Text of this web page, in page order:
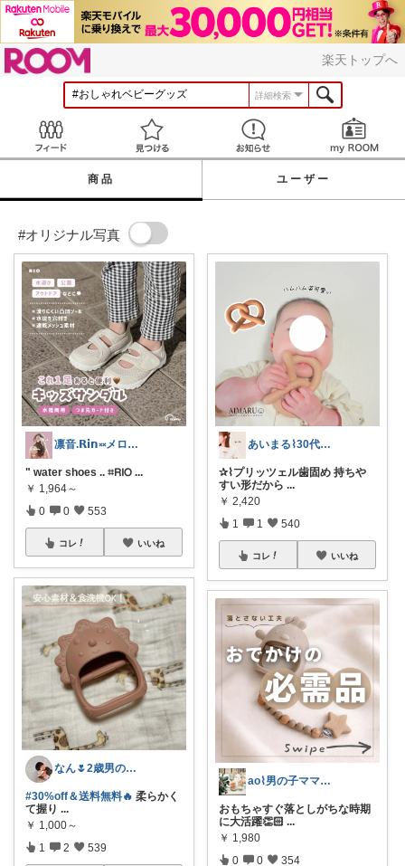
楽天トップへ
詳細検索
見つける お知らせ
商品 ユーザー
#オリジナル写真
凛音.𝗥𝗶𝗻༝༝メロウな暮らし🧸
" water shoes .. ⌗𝖱𝖨𝖮 ...
￥ 1,964～
0 0 553
コレ いいね
なん🌷2歳男の子ママ⿻*.アイコン変更
#30%off＆送料無料🔥 柔らかく
て握り ...
￥ 1,000～
1 2 539
あいまる⌇30代ワーママの暮らしと育児
✰⌇プリッツェル歯固め 持ちや
すい形だから ...
￥ 2,420
1 1 540
コレ いいね
ao⌇男の子ママの暮らし
おもちゃすぐ落としがちな時期
に大活躍👏🏻 ...
￥ 1,980
0 0 354